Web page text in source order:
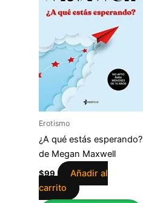
Erotismo
¿A qué estás esperando?
de Megan Maxwell
$99
Añadir al
carrito